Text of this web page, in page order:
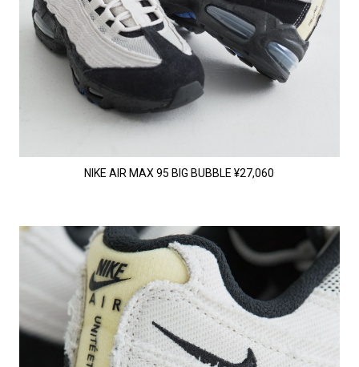
NIKE AIR MAX 95 BIG BUBBLE ¥27,060